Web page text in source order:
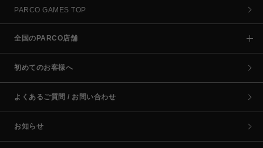
PARCO GAMES TOP
全国のPARCO店舗
初めてのお客様へ
よくあるご質問 / お問い合わせ
お知らせ